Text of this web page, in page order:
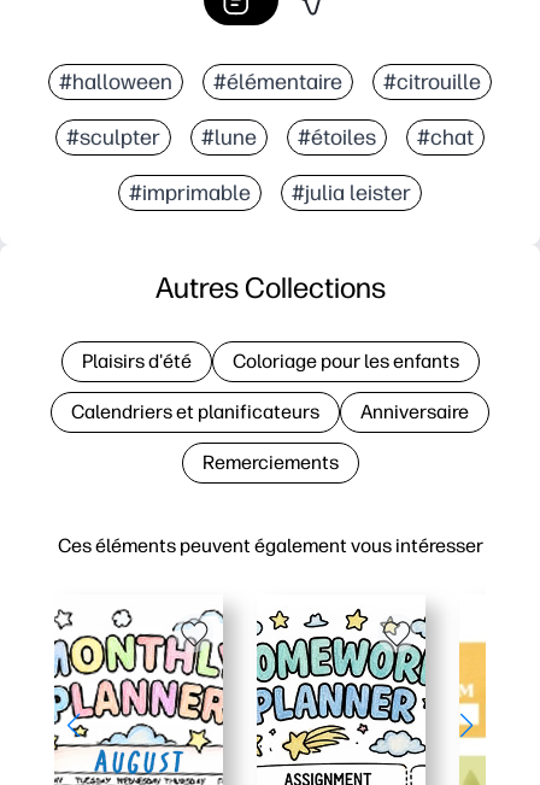
#halloween #élémentaire #citrouille
#sculpter #lune #étoiles #chat
#imprimable #julia leister
Ces éléments peuvent également vous intéresser
Autres Collections
Plaisirs d'été Coloriage pour les enfants
Calendriers et planificateurs Anniversaire
Remerciements